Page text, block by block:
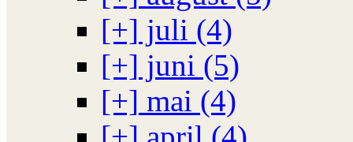
[+] juli (4)
[+] juni (5)
[+] mai (4)